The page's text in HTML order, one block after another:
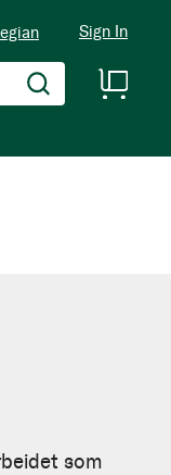
Sign In
som